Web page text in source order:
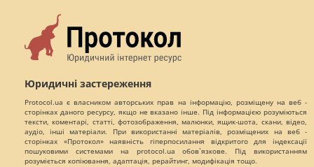
Юридичні застереження
Protocol.ua є власником авторських прав на інформацію, розміщену на веб -
сторінках даного ресурсу, якщо не вказано інше. Під інформацією розуміються
тексти, коментарі, статті, фотозображення, малюнки, ящик-шота, скани, відео,
аудіо, інші матеріали. При використанні матеріалів, розміщених на веб -
сторінках «Протокол» наявність гіперпосилання відкритого для індексації
пошуковими системами на protocol.ua обов`язкове. Під використанням
розуміється копіювання, адаптація, рерайтинг, модифікація тощо.